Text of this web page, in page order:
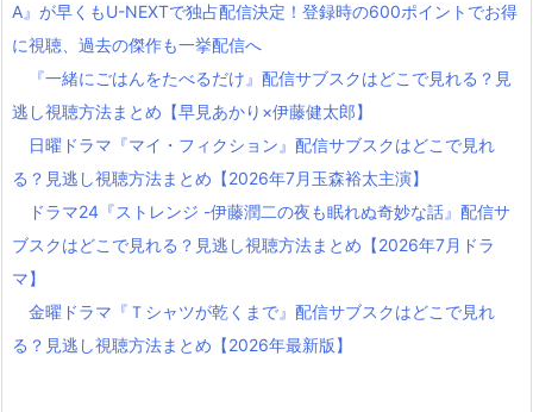
A』が早くもU-NEXTで独占配信決定！登録時の600ポイントでお得
に視聴、過去の傑作も一挙配信へ
『一緒にごはんをたべるだけ』配信サブスクはどこで見れる？見
逃し視聴方法まとめ【早見あかり×伊藤健太郎】
日曜ドラマ『マイ・フィクション』配信サブスクはどこで見れ
る？見逃し視聴方法まとめ【2026年7月玉森裕太主演】
ドラマ24『ストレンジ -伊藤潤二の夜も眠れぬ奇妙な話』配信サ
ブスクはどこで見れる？見逃し視聴方法まとめ【2026年7月ドラ
マ】
金曜ドラマ『Ｔシャツが乾くまで』配信サブスクはどこで見れ
る？見逃し視聴方法まとめ【2026年最新版】